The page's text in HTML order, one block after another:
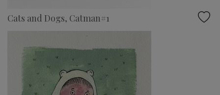
Cats and Dogs, Catman#1